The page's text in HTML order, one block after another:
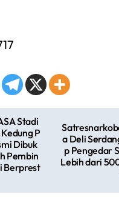
Stadi
P
Dibuk
Pembin
Berprest
a Deli
p Pengedar
Lebih dari